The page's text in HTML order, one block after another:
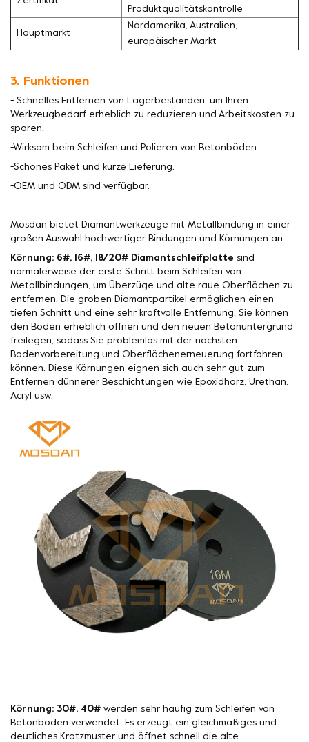
Produktqualitätskontrolle
Hauptmarkt
Nordamerika, Australien,
europäischer Markt
3. Funktionen
- Schnelles Entfernen von Lagerbeständen, um Ihren
Werkzeugbedarf erheblich zu reduzieren und Arbeitskosten zu
sparen.
-Wirksam beim Schleifen und Polieren von Betonböden
-Schönes Paket und kurze Lieferung.
-OEM und ODM sind verfügbar.
Mosdan bietet Diamantwerkzeuge mit Metallbindung in einer
großen Auswahl hochwertiger Bindungen und Körnungen an
Körnung: 6#, 16#, 18/20# Diamantschleifplatte sind
normalerweise der erste Schritt beim Schleifen von
Metallbindungen, um Überzüge und alte raue Oberflächen zu
entfernen. Die groben Diamantpartikel ermöglichen einen
tiefen Schnitt und eine sehr kraftvolle Entfernung. Sie können
den Boden erheblich öffnen und den neuen Betonuntergrund
freilegen, sodass Sie problemlos mit der nächsten
Bodenvorbereitung und Oberflächenerneuerung fortfahren
können. Diese Körnungen eignen sich auch sehr gut zum
Entfernen dünnerer Beschichtungen wie Epoxidharz, Urethan,
Acryl usw.
Körnung: 30#, 40# werden sehr häufig zum Schleifen von
Betonböden verwendet. Es erzeugt ein gleichmäßiges und
deutliches Kratzmuster und öffnet schnell die alte